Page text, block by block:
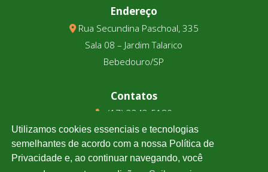
Endereço
Rua Secundina Paschoal, 335
Sala 08 – Jardim Talarico
Bebedouro/SP
Contatos
(17) 3343-5180
(17) 99123-9831
Cotação
Utilizamos cookies essenciais e tecnologias
semelhantes de acordo com a nossa Política de
Privacidade e, ao continuar navegando, você